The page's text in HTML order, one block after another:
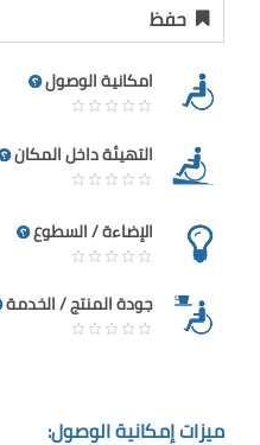
حفظ
امكانية الوصول
التهيئة داخل المكان
الإضاءة / السطوع
جودة المنتج / الخدمة
ميزات إمكانية الوصول: